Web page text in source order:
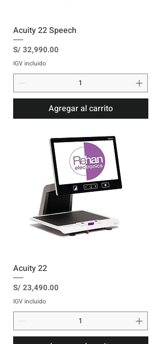
Acuity 22 Speech
Precio
S/ 32,990.00
IGV incluido
Agregar al carrito
Acuity 22
Precio
S/ 23,490.00
IGV incluido